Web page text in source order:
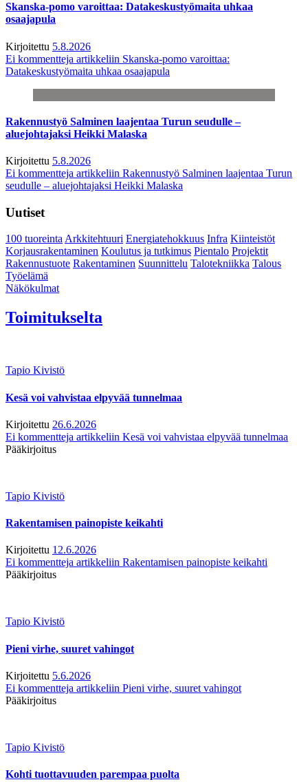
Skanska-pomo varoittaa: Datakeskustyömaita uhkaa
osaajapula
Kirjoitettu 5.8.2026
Ei kommentteja artikkeliin Skanska-pomo varoittaa:
Datakeskustyömaita uhkaa osaajapula
Rakennustyö Salminen laajentaa Turun seudulle –
aluejohtajaksi Heikki Malaska
Kirjoitettu 5.8.2026
Ei kommentteja artikkeliin Rakennustyö Salminen laajentaa Turun
seudulle – aluejohtajaksi Heikki Malaska
Uutiset
100 tuoreintaArkkitehtuuri Energiatehokkuus Infra Kiinteistöt
Korjausrakentaminen Koulutus ja tutkimus Pientalo Projektit
Rakennustuote Rakentaminen Suunnittelu Talotekniikka Talous
Työelämä
Näkökulmat
Toimitukselta
Tapio Kivistö
Kesä voi vahvistaa elpyvää tunnelmaa
Kirjoitettu 26.6.2026
Ei kommentteja artikkeliin Kesä voi vahvistaa elpyvää tunnelmaa
Pääkirjoitus
Tapio Kivistö
Rakentamisen painopiste keikahti
Kirjoitettu 12.6.2026
Ei kommentteja artikkeliin Rakentamisen painopiste keikahti
Pääkirjoitus
Tapio Kivistö
Pieni virhe, suuret vahingot
Kirjoitettu 5.6.2026
Ei kommentteja artikkeliin Pieni virhe, suuret vahingot
Pääkirjoitus
Tapio Kivistö
Kohti tuottavuuden parempaa puolta